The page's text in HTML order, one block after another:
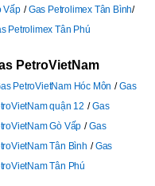
Vấp
Gas Petrolimex Tân Bình
Petrolimex Tân Phú
PetroVietNam
PetroVietNam Hóc Môn
Gas
quận 12
Gas
Gò Vấp
Gas
Tân Bình
Gas
Tân Phú